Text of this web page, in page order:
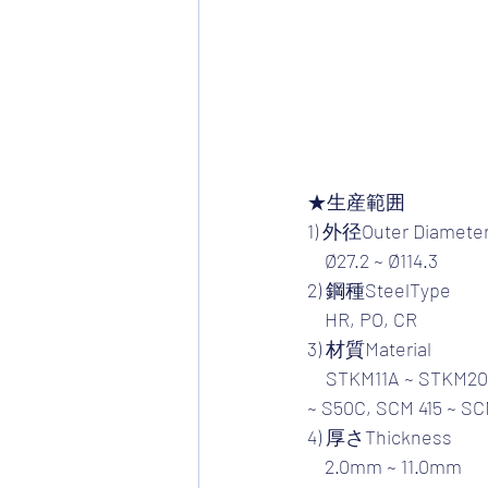
★生産範囲
1) 外径Outer
    Ø27.2 ~ Ø114.3
2) 鋼種SteelType
    HR, PO, CR
3) 材質Material
~ S50C, SCM 415 ~
4) 厚さThickness
    2.0mm ~ 11.0mm